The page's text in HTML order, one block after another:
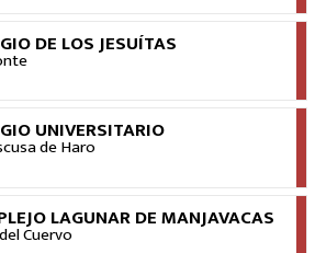
DE LOS JESUÍTAS
VER
UNIVERSITARIO
de Haro
VER
LAGUNAR DE MANJAVACAS
CuervoVER